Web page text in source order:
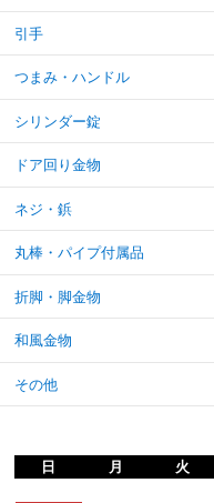
引手
つまみ・ハンドル
シリンダー錠
ドア回り金物
ネジ・鋲
丸棒・パイプ付属品
折脚・脚金物
和風金物
その他
日
月 火